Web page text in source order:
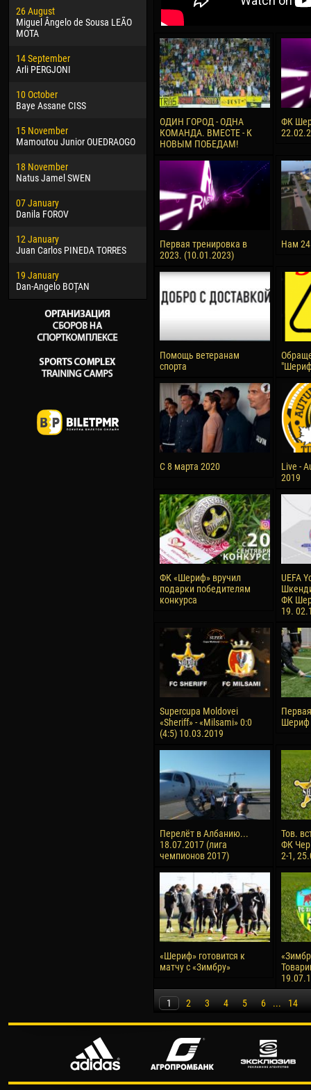
26 August
Miguel Ângelo de Sousa LEÃO
MOTA
14 September
Arli PERGJONI
10 October
Baye Assane CISS
15 November
Mamoutou Junior OUEDRAOGO
18 November
Natus Jamel SWEN
07 January
Danila FOROV
12 January
Juan Carlos PINEDA TORRES
19 January
Dan-Angelo BOȚAN
30 January
Dhoraso Moreo KLAS
24 February
Vladislav COSTIN
02 March
Veaceslav COZMA
09 March
Emmanuel AFETSE
Jayder Moreno ASPRILLA
22 March
Samba KONÉ
26 March
Vitor Hugo Morais de OLIVEIRA
28 March
Raí LOPES DE OLIVEIRA
04
13
24
15
28
10
Ivan
ОДИН ГОРОД - ОДНА
КОМАНДА. ВМЕСТЕ - К
НОВЫМ ПОБЕДАМ!
ФК
Первая тренировка в
2023. (10.01.2023)
Нам
Помощь ветеранам
спорта
С 8 марта 2020
Live -
2019
ФК «Шериф» вручил
подарки победителям
конкурса
UEFA
ФК
19.
Supercupa Moldovei
«Sheriff» - «Milsami» 0:0
(4:5) 10.03.2019
Шериф
Перелёт в Албанию...
18.07.2017 (лига
чемпионов 2017)
Тов.
ФК
2-1,
«Шериф» готовится к
матчу с «Зимбру»
1 2 3 4 5 6 ... 14